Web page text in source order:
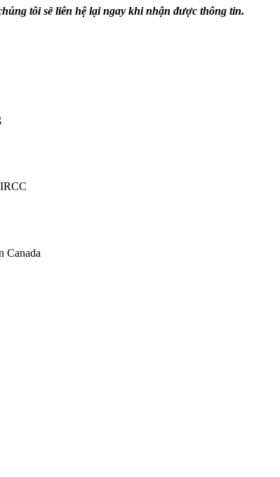
tôi sẽ liên hệ lại ngay khi nhận được thông tin.
Canada